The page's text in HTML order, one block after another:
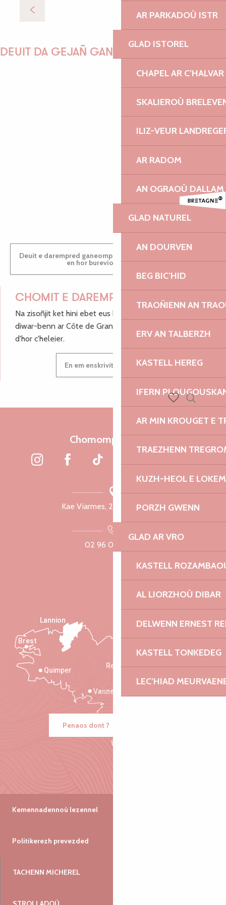
AR PARKADOÙ ISTR
GLAD ISTOREL
CHAPEL AR C’HALVAR
SKALIEROÙ
ILIZ-VEUR
AR RADOM
AN OGRAOÙ DALLAM
GLAD NATUREL
AN DOURVEN
BEG BIC’HID
TRAOÑIENN AN
ERV AN TALBERZH
KASTELL HEREG
IFERN
AR MIN KROUGET E
TRAEZHENN
KUZH-HEOL E
PORZH GWENN
GLAD AR VRO
KASTELL
AL LIORZHOÙ DIBAR
DELWENN ERNEST
KASTELL TONKEDEG
LEC’HIAD
DEUIT DA GEJAÑ GANEOMP !
GWENAËLLE
PAULINE
Deuit e darempred ganeomp pe deuit da welet ac'hanomp
en hor burevioù touristerezh
CHOMIT E DAREMPRED !
Na zisoñjit ket hini ebet eus hor c'hinnigoù mat ha keleier
diwar-benn ar Côte de Granit Rose, enskrivit hoc'h anv
d'hor c'heleier.
En em enskrivit d'hor c'heleier
Chomomp liammet
Kae Viarmes, 22300 Lannuon
02 96 05 60 70
Rennes
Vannes
Quimper
Lannion
Brest
Penaos dont ?
Kemennadennoù lezennel
Politikerezh prevezded
TACHENN MICHEREL